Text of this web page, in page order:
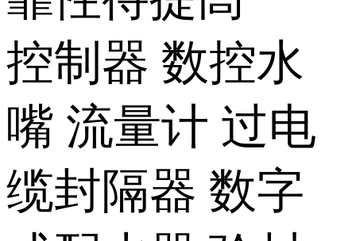
控制器 数控水
嘴 流量计 过电
缆封隔器 数字